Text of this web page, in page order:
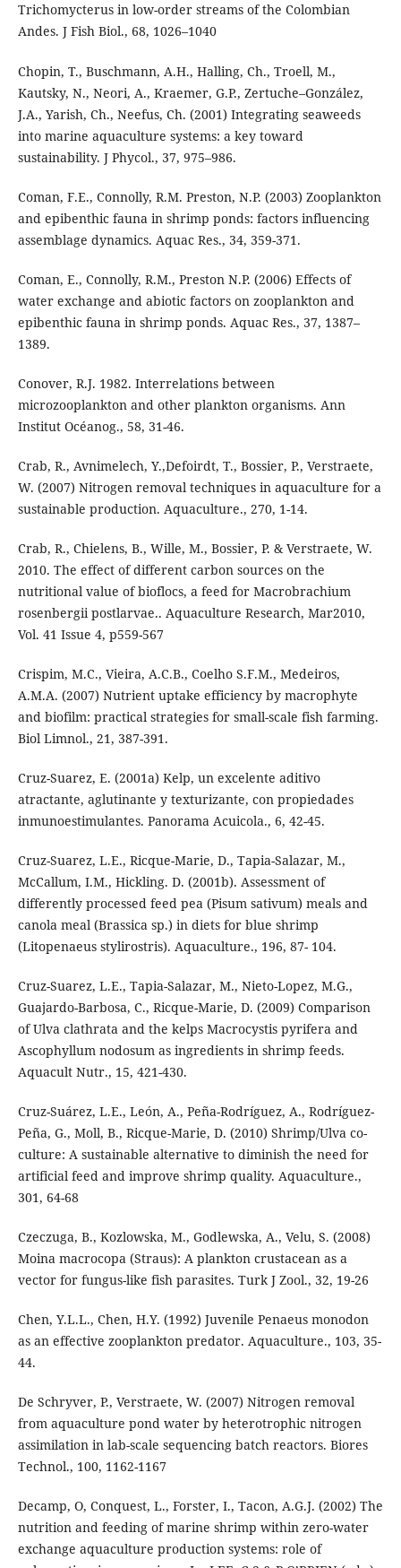
Trichomycterus in low-order streams of the Colombian
Andes. J Fish Biol., 68, 1026–1040
Chopin, T., Buschmann, A.H., Halling, Ch., Troell, M.,
Kautsky, N., Neori, A., Kraemer, G.P., Zertuche–González,
J.A., Yarish, Ch., Neefus, Ch. (2001) Integrating seaweeds
into marine aquaculture systems: a key toward
sustainability. J Phycol., 37, 975–986.
Coman, F.E., Connolly, R.M. Preston, N.P. (2003) Zooplankton
and epibenthic fauna in shrimp ponds: factors influencing
assemblage dynamics. Aquac Res., 34, 359-371.
Coman, E., Connolly, R.M., Preston N.P. (2006) Effects of
water exchange and abiotic factors on zooplankton and
epibenthic fauna in shrimp ponds. Aquac Res., 37, 1387–
1389.
Conover, R.J. 1982. Interrelations between
microzooplankton and other plankton organisms. Ann
Institut Océanog., 58, 31-46.
Crab, R., Avnimelech, Y.,Defoirdt, T., Bossier, P., Verstraete,
W. (2007) Nitrogen removal techniques in aquaculture for a
sustainable production. Aquaculture., 270, 1-14.
Crab, R., Chielens, B., Wille, M., Bossier, P. & Verstraete, W.
2010. The effect of different carbon sources on the
nutritional value of bioflocs, a feed for Macrobrachium
rosenbergii postlarvae.. Aquaculture Research, Mar2010,
Vol. 41 Issue 4, p559-567
Crispim, M.C., Vieira, A.C.B., Coelho S.F.M., Medeiros,
A.M.A. (2007) Nutrient uptake efficiency by macrophyte
and biofilm: practical strategies for small-scale fish farming.
Biol Limnol., 21, 387-391.
Cruz-Suarez, E. (2001a) Kelp, un excelente aditivo
atractante, aglutinante y texturizante, con propiedades
inmunoestimulantes. Panorama Acuicola., 6, 42-45.
Cruz-Suarez, L.E., Ricque-Marie, D., Tapia-Salazar, M.,
McCallum, I.M., Hickling. D. (2001b). Assessment of
differently processed feed pea (Pisum sativum) meals and
canola meal (Brassica sp.) in diets for blue shrimp
(Litopenaeus stylirostris). Aquaculture., 196, 87- 104.
Cruz-Suarez, L.E., Tapia-Salazar, M., Nieto-Lopez, M.G.,
Guajardo-Barbosa, C., Ricque-Marie, D. (2009) Comparison
of Ulva clathrata and the kelps Macrocystis pyrifera and
Ascophyllum nodosum as ingredients in shrimp feeds.
Aquacult Nutr., 15, 421-430.
Cruz-Suárez, L.E., León, A., Peña-Rodríguez, A., Rodríguez-
Peña, G., Moll, B., Ricque-Marie, D. (2010) Shrimp/Ulva co-
culture: A sustainable alternative to diminish the need for
artificial feed and improve shrimp quality. Aquaculture.,
301, 64-68
Czeczuga, B., Kozlowska, M., Godlewska, A., Velu, S. (2008)
Moina macrocopa (Straus): A plankton crustacean as a
vector for fungus-like fish parasites. Turk J Zool., 32, 19-26
Chen, Y.L.L., Chen, H.Y. (1992) Juvenile Penaeus monodon
as an effective zooplankton predator. Aquaculture., 103, 35-
44.
De Schryver, P., Verstraete, W. (2007) Nitrogen removal
from aquaculture pond water by heterotrophic nitrogen
assimilation in lab-scale sequencing batch reactors. Biores
Technol., 100, 1162-1167
Decamp, O, Conquest, L., Forster, I., Tacon, A.G.J. (2002) The
nutrition and feeding of marine shrimp within zero-water
exchange aquaculture production systems: role of